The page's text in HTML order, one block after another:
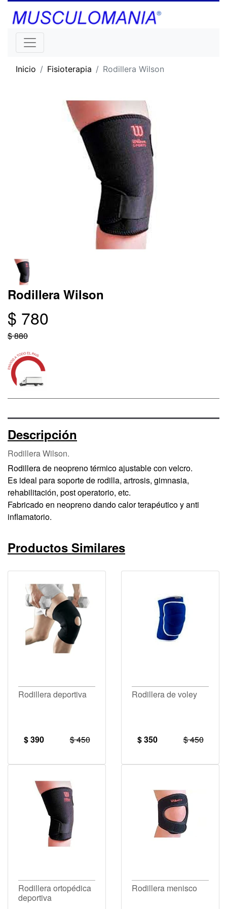
Inicio Fisioterapia Rodillera Wilson
Rodillera Wilson
$ 780
$ 880
Descripción
Rodillera Wilson.
Rodillera de neopreno térmico ajustable con velcro.
Es ideal para soporte de rodilla, artrosis, gimnasia,
rehabilitación, post operatorio, etc.
Fabricado en neopreno dando calor terapéutico y anti
inflamatorio.
Productos Similares
Rodillera deportiva
$ 390 $ 450
Rodillera de voley
$ 350 $ 450
Rodillera ortopédica
deportiva
Rodillera menisco